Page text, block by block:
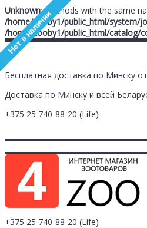
Unknown: Methods with the same
/home/zooby1/public_html/system/
/home/zooby1/public_html/catalog/
Бесплатная доставка по Минску
Доставка по Минску и всей
+375 25 740-88-20 (Life)
+375 25 740-88-20 (Life)